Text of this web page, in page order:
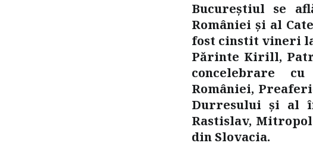
Bucureştiul se
României şi al
fost cinstit vineri
Părinte Kirill,
concelebrare
României,
Durresului și al
Rastislav,
din Slovacia.